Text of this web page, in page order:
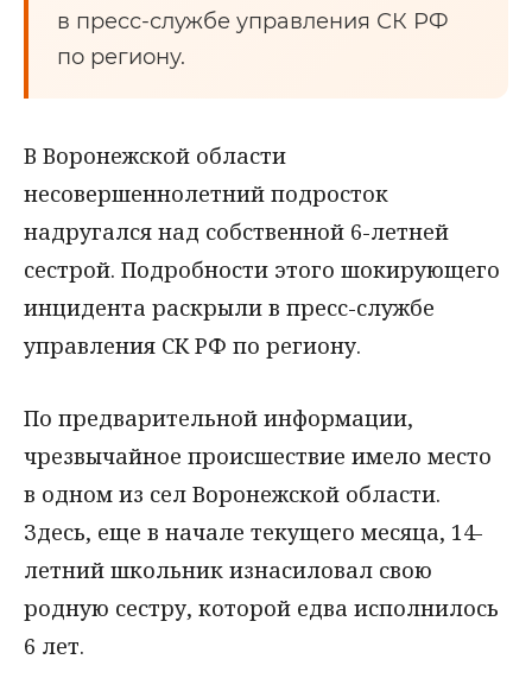
в пресс-службе управления СК РФ
по региону.
В Воронежской области
несовершеннолетний подросток
надругался над собственной 6-летней
сестрой. Подробности этого шокирующего
инцидента раскрыли в пресс-службе
управления СК РФ по региону.
По предварительной информации,
чрезвычайное происшествие имело место
в одном из сел Воронежской области.
Здесь, еще в начале текущего месяца, 14-
летний школьник изнасиловал свою
родную сестру, которой едва исполнилось
6 лет.